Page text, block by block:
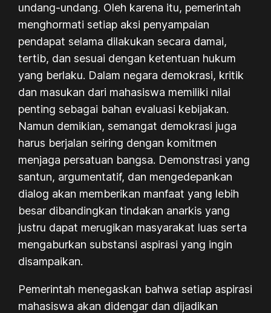
undang-undang. Oleh karena itu, pemerintah
menghormati setiap aksi penyampaian
pendapat selama dilakukan secara damai,
tertib, dan sesuai dengan ketentuan hukum
yang berlaku. Dalam negara demokrasi, kritik
dan masukan dari mahasiswa memiliki nilai
penting sebagai bahan evaluasi kebijakan.
Namun demikian, semangat demokrasi juga
harus berjalan seiring dengan komitmen
menjaga persatuan bangsa. Demonstrasi yang
santun, argumentatif, dan mengedepankan
dialog akan memberikan manfaat yang lebih
besar dibandingkan tindakan anarkis yang
justru dapat merugikan masyarakat luas serta
mengaburkan substansi aspirasi yang ingin
disampaikan.
Pemerintah menegaskan bahwa setiap aspirasi
mahasiswa akan didengar dan dijadikan